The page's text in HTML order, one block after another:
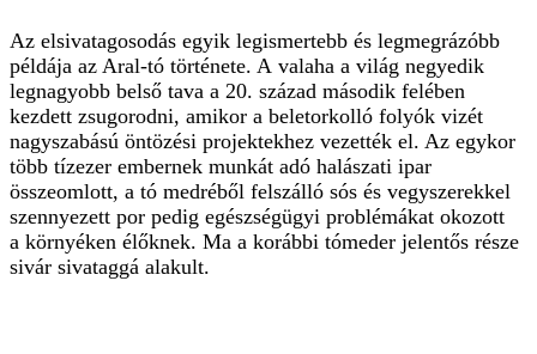
Az elsivatagosodás egyik legismertebb és legmegrázóbb
példája az Aral-tó története. A valaha a világ negyedik
legnagyobb belső tava a 20. század második felében
kezdett zsugorodni, amikor a beletorkolló folyók vizét
nagyszabású öntözési projektekhez vezették el. Az egykor
több tízezer embernek munkát adó halászati ipar
összeomlott, a tó medréből felszálló sós és vegyszerekkel
szennyezett por pedig egészségügyi problémákat okozott
a környéken élőknek. Ma a korábbi tómeder jelentős része
sivár sivataggá alakult.